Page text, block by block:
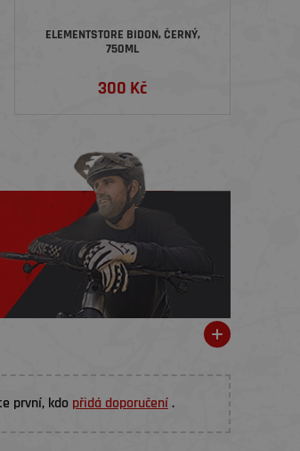
ELEMENTSTORE BIDON, ČERNÝ,
750ML
300 Kč
první, kdo přidá doporučení.